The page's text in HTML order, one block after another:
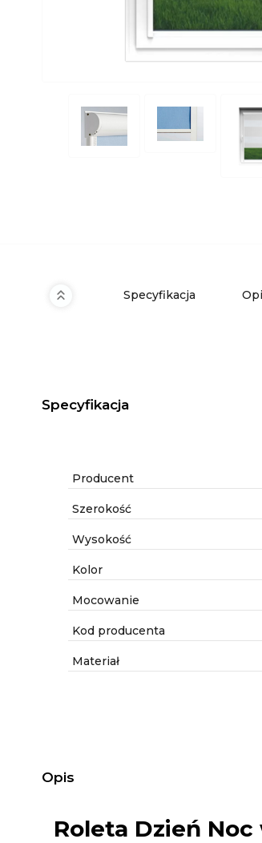
Specyfikacja
Specyfikacja
Producent
Szerokość
Wysokość
Kolor
Mocowanie
Kod producenta
Materiał
Opis
Roleta Dzień